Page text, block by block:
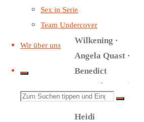
Sex in Serie
Team Undercover
Wir über uns
Suchen
Tim Knauer ·
Werner
Wilkening ·
Angela Quast ·
Benedict
Matysik · Anni
C. Salander ·
Heidi